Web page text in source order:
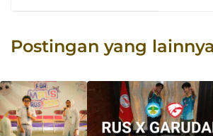
Postingan yang lainnya